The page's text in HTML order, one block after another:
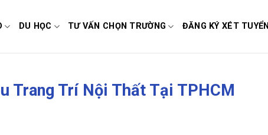
DU HỌC TƯ VẤN CHỌN TRƯỜNG ĐĂNG KÝ XÉT TUYỂN
Trang Trí Nội Thất Tại TPHCM